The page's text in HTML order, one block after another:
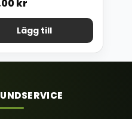
kr
Lägg till